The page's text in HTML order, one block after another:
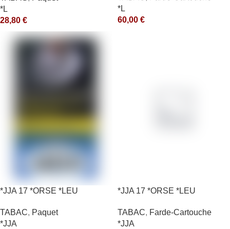
*L
28,80 €
*L
60,00 €
*JJA 17 *ORSE *LEU
TABAC, Paquet
*JJA
*JJA 17 *ORSE *LEU
TABAC, Farde-Cartouche
*JJA